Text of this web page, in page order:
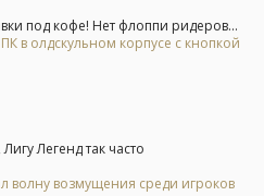
под кофе! Нет флоппи ридеров...
в олдскульном корпусе с кнопкой
Легенд так часто
волну возмущения среди игроков